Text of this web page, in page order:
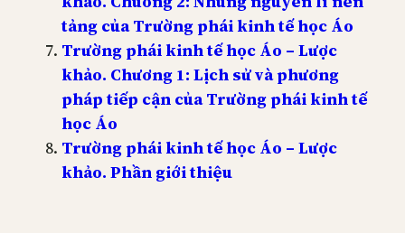
tảng của Trường phái kinh tế học Áo
Trường phái kinh tế học Áo – Lược
khảo. Chương 1: Lịch sử và phương
pháp tiếp cận của Trường phái kinh tế
học Áo
Trường phái kinh tế học Áo – Lược
khảo. Phần giới thiệu